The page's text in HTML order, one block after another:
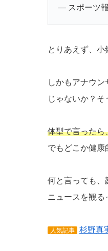
— スポーツ
とりあえず、小
しかもアナウ
じゃないか？そ
体型で言ったら
でもどこか健康
何と言っても、
ニュースを観る
人気記事 杉野真